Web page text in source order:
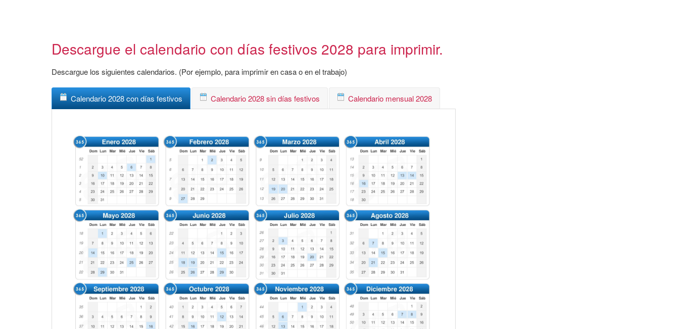
Descargue el calendario con días festivos 2028 para imprimir.
Descargue los siguientes calendarios. (Por ejemplo, para imprimir en casa o en el trabajo)
Calendario 2028 con días festivos Calendario 2028 sin días festivos Calendario mensual 2028